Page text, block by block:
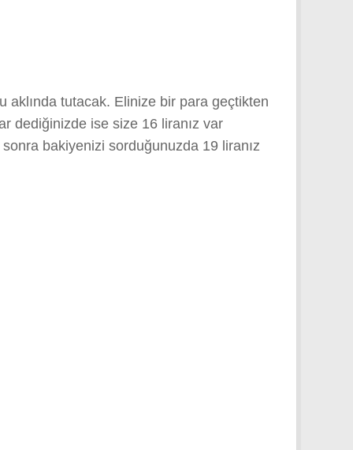
aklında tutacak. Elinize bir para geçtikten
dediğinizde ise size 16 liranız var
bakiyenizi sorduğunuzda 19 liranız